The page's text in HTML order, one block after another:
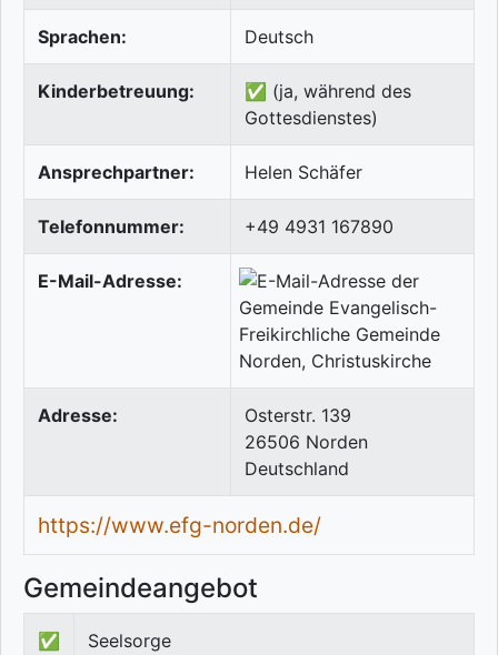
Sprachen: Deutsch
Kinderbetreuung:
✅ (ja, während des
Gottesdienstes)
Ansprechpartner: Helen Schäfer
Telefonnummer: +49 4931 167890
E-Mail-Adresse:
Adresse:
Osterstr. 139
26506 Norden
Deutschland
https://www.efg-norden.de/
Gemeindeangebot
✅ Seelsorge